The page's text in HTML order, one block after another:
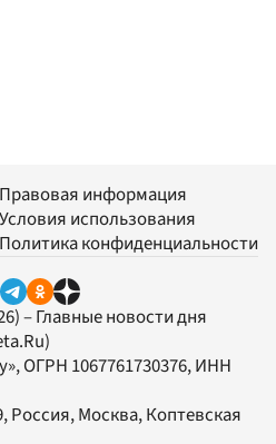
Правовая информация
Условия использования
Политика конфиденциальности
– Главные новости дня
, ОГРН 1067761730376, ИНН
Россия, Москва, Коптевская